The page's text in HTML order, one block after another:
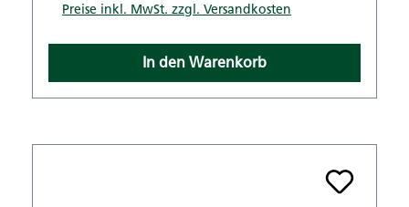
Preise inkl. MwSt. zzgl. Versandkosten
In den Warenkorb